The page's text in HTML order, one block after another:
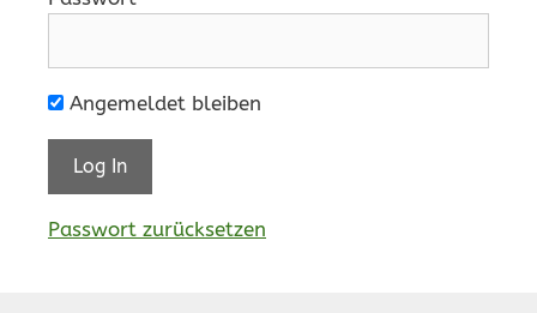
Angemeldet bleiben
Passwort zurücksetzen